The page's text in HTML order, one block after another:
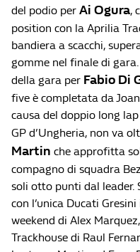
del podio per Ai Ogura,
position con la Aprilia
bandiera a scacchi,
gomme nel finale di
della gara per Fabio Di
five è completata da
causa del doppio long
GP d’Ungheria, non va
Martin che approfitta
compagno di squadra
soli otto punti dal leader.
con l’unica Ducati
weekend di Alex
Trackhouse di Raul